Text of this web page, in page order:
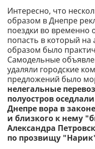
Интересно, что
образом в Днепре
поездки во временно
попасть в который на
образом было
Самодельные
удаляли городские
предложений было
нелегальные
полуостров
Днепре вора в
и близкого к нему
Александра
по прозвищу